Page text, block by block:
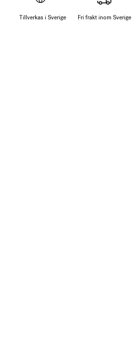
Tillverkas i Sverige Fri frakt inom Sverige